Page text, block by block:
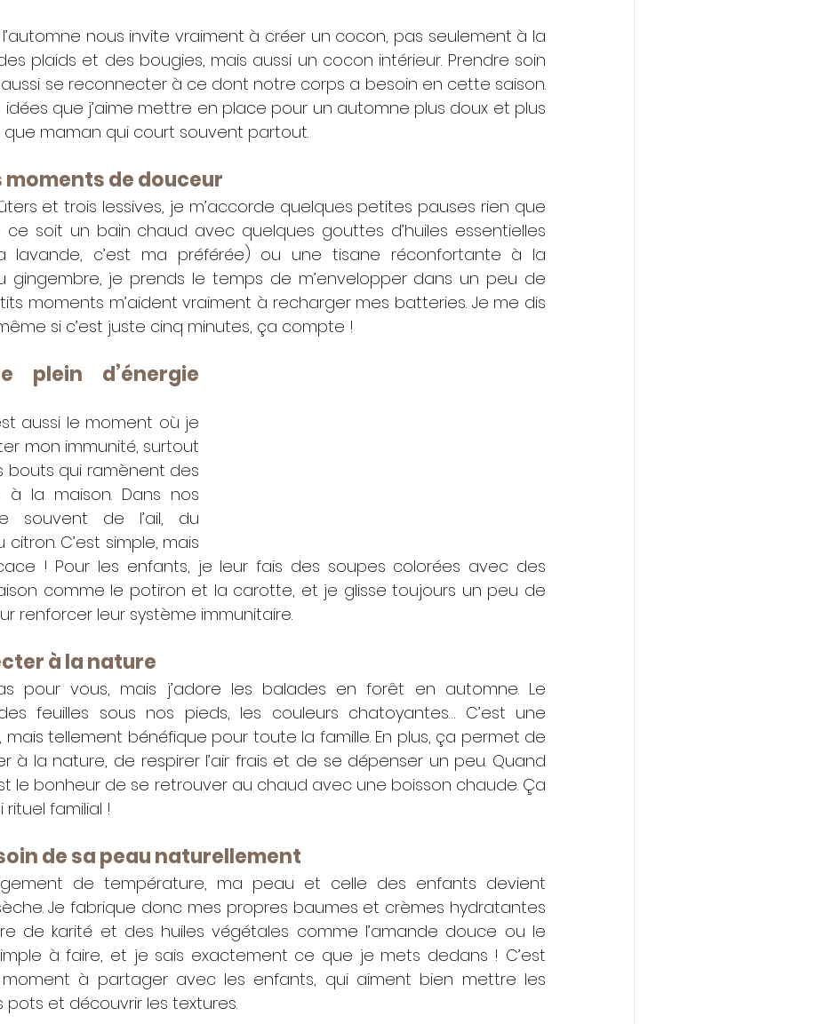
nous invite vraiment à créer un cocon, pas seulement à la
plaids et des bougies, mais aussi un cocon intérieur. Prendre soin
aussi se reconnecter à ce dont notre corps a besoin en cette saison.
idées que j’aime mettre en place pour un automne plus doux et plus
que maman qui court souvent partout.
moments de douceur
et trois lessives, je m’accorde quelques petites pauses rien que
ce soit un bain chaud avec quelques gouttes d’huiles essentielles
lavande, c’est ma préférée) ou une tisane réconfortante à la
gingembre, je prends le temps de m’envelopper dans un peu de
moments m’aident vraiment à recharger mes batteries. Je me dis
si c’est juste cinq minutes, ça compte !
plein d’énergie
aussi le moment où je
mon immunité, surtout
bouts qui ramènent des
à la maison. Dans nos
souvent de l’ail, du
C’est simple, mais
! Pour les enfants, je leur fais des soupes colorées avec des
comme le potiron et la carotte, et je glisse toujours un peu de
renforcer leur système immunitaire.
à la nature
pour vous, mais j’adore les balades en forêt en automne. Le
feuilles sous nos pieds, les couleurs chatoyantes… C’est une
mais tellement bénéfique pour toute la famille. En plus, ça permet de
à la nature, de respirer l’air frais et de se dépenser un peu. Quand
le bonheur de se retrouver au chaud avec une boisson chaude. Ça
familial !
de sa peau naturellement
de température, ma peau et celle des enfants devient
Je fabrique donc mes propres baumes et crèmes hydratantes
de karité et des huiles végétales comme l’amande douce ou le
à faire, et je sais exactement ce que je mets dedans ! C’est
à partager avec les enfants, qui aiment bien mettre les
pots et découvrir les textures.